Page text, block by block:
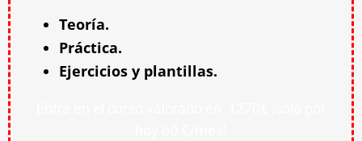
Teoría.
Práctica.
Ejercicios y plantillas.